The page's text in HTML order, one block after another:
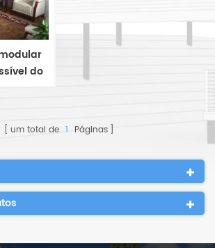
do
viva
um total de 1 Páginas